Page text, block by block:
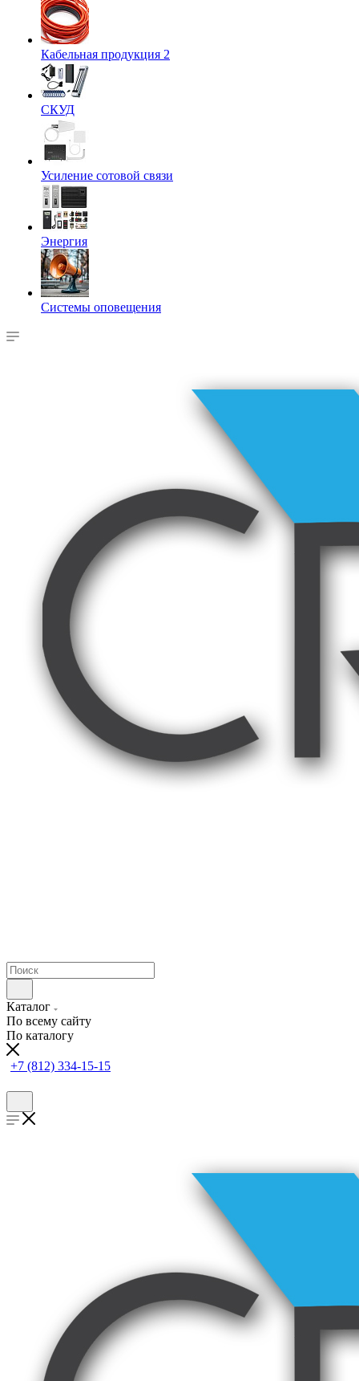
Кабельная продукция 2
СКУД
Усиление сотовой связи
Энергия
Системы оповещения
Каталог
По всему сайту
По каталогу
+7 (812) 334-15-15